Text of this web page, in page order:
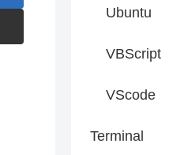
Ubuntu
VBScript
VScode
Terminal